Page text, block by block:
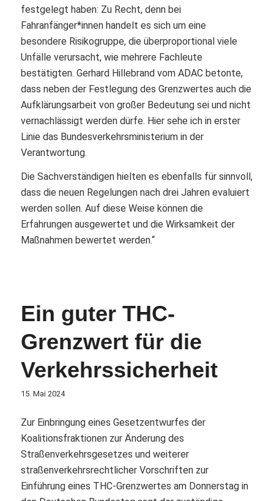
festgelegt haben: Zu Recht, denn bei
Fahranfänger*innen handelt es sich um eine
besondere Risikogruppe, die überproportional viele
Unfälle verursacht, wie mehrere Fachleute
bestätigten. Gerhard Hillebrand vom ADAC betonte,
dass neben der Festlegung des Grenzwertes auch die
Aufklärungsarbeit von großer Bedeutung sei und nicht
vernachlässigt werden dürfe. Hier sehe ich in erster
Linie das Bundesverkehrsministerium in der
Verantwortung.
Die Sachverständigen hielten es ebenfalls für sinnvoll,
dass die neuen Regelungen nach drei Jahren evaluiert
werden sollen. Auf diese Weise können die
Erfahrungen ausgewertet und die Wirksamkeit der
Maßnahmen bewertet werden.“
Ein guter THC-
Grenzwert für die
Verkehrssicherheit
15. Mai 2024
Zur Einbringung eines Gesetzentwurfes der
Koalitionsfraktionen zur Änderung des
Straßenverkehrsgesetzes und weiterer
straßenverkehrsrechtlicher Vorschriften zur
Einführung eines THC-Grenzwertes am Donnerstag in